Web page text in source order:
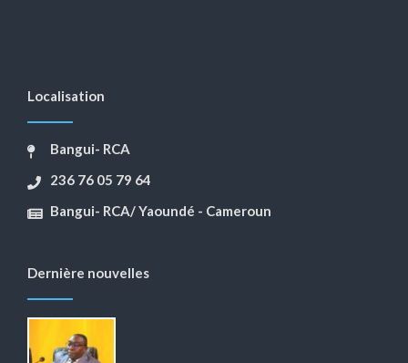
Localisation
Bangui- RCA
236 76 05 79 64
Bangui- RCA/ Yaoundé - Cameroun
Dernière nouvelles